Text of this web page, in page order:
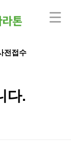
전접수
다.